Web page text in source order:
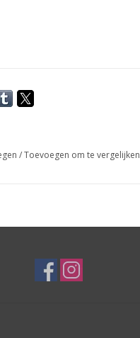
/Toevoegen om te vergelijken